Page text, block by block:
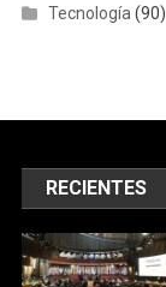
Tecnología (90)
RECIENTES